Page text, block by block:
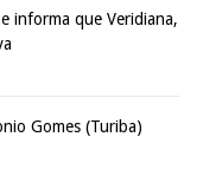
informa que Veridiana,
Gomes (Turiba)